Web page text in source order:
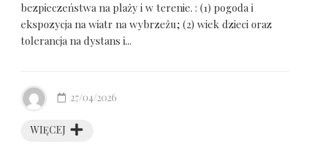
bezpieczeństwa na plaży i w terenie. : (1) pogoda i
ekspozycja na wiatr na wybrzeżu; (2) wiek dzieci oraz
tolerancja na dystans i...
WIĘCEJ
27/04/2026